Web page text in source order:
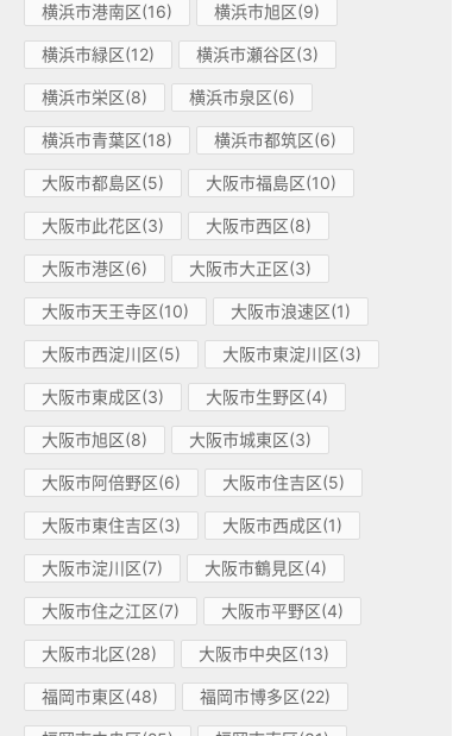
横浜市港南区(16) 横浜市旭区(9)
横浜市緑区(12) 横浜市瀬谷区(3)
横浜市栄区(8) 横浜市泉区(6)
横浜市青葉区(18) 横浜市都筑区(6)
大阪市都島区(5) 大阪市福島区(10)
大阪市此花区(3) 大阪市西区(8)
大阪市港区(6) 大阪市大正区(3)
大阪市天王寺区(10) 大阪市浪速区(1)
大阪市西淀川区(5) 大阪市東淀川区(3)
大阪市東成区(3) 大阪市生野区(4)
大阪市旭区(8) 大阪市城東区(3)
大阪市阿倍野区(6) 大阪市住吉区(5)
大阪市東住吉区(3) 大阪市西成区(1)
大阪市淀川区(7) 大阪市鶴見区(4)
大阪市住之江区(7) 大阪市平野区(4)
大阪市北区(28) 大阪市中央区(13)
福岡市東区(48) 福岡市博多区(22)